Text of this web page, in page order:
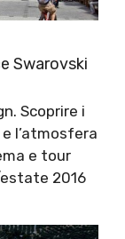
Swarovski
Scoprire i
l’atmosfera
e tour
2016